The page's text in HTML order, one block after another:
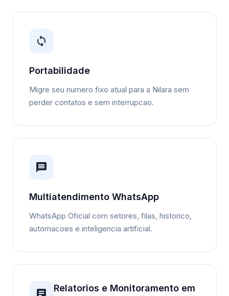
Portabilidade
Migre seu numero fixo atual para a Nilara sem
perder contatos e sem interrupcao.
Multiatendimento WhatsApp
WhatsApp Oficial com setores, filas, historico,
automacoes e inteligencia artificial.
Relatorios e Monitoramento em